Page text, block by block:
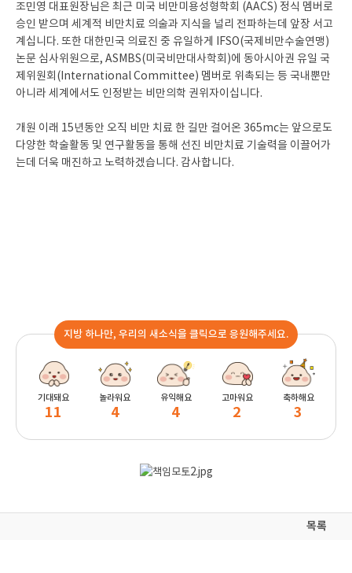
조민영 대표원장님은 최근 미국 비만미용성형학회 (AACS) 정식 멤버로
승인 받으며 세계적 비만치료 의술과 지식을 널리 전파하는데 앞장 서고
계십니다. 또한 대한민국 의료진 중 유일하게 IFSO(국제비만수술연맹)
논문 심사위원으로, ASMBS(미국비만대사학회)에 동아시아권 유일 국
제위원회(International Committee) 멤버로 위촉되는 등 국내뿐만
아니라 세계에서도 인정받는 비만의학 권위자이십니다.
개원 이래 15년동안 오직 비만 치료 한 길만 걸어온 365mc는 앞으로도
다양한 학술활동 및 연구활동을 통해 선진 비만치료 기술력을 이끌어가
는데 더욱 매진하고 노력하겠습니다. 감사합니다.
지방 하나만, 우리의 새소식을 클릭으로 응원해주세요.
기대돼요
11
놀라워요
4
유익해요
4
고마워요
2
축하해요
3
목록